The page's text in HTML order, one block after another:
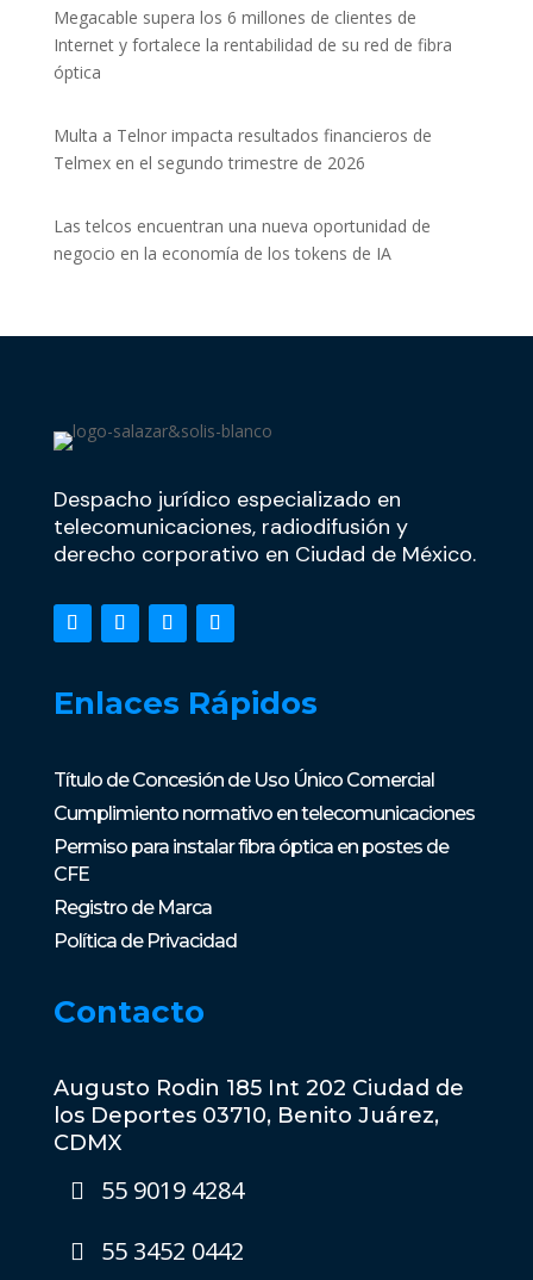
Megacable supera los 6 millones de clientes de
Internet y fortalece la rentabilidad de su red de fibra
óptica
Multa a Telnor impacta resultados financieros de
Telmex en el segundo trimestre de 2026
Las telcos encuentran una nueva oportunidad de
negocio en la economía de los tokens de IA
Despacho jurídico especializado en
telecomunicaciones, radiodifusión y
derecho corporativo en Ciudad de México.
Enlaces Rápidos
Título de Concesión de Uso Único Comercial
Cumplimiento normativo en telecomunicaciones
Permiso para instalar fibra óptica en postes de
CFE
Registro de Marca
Política de Privacidad
Contacto
Augusto Rodin 185 Int 202 Ciudad de
los Deportes 03710, Benito Juárez,
CDMX
55 9019 4284
55 3452 0442